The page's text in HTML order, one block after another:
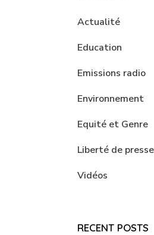
Actualité
Education
Emissions radio
Environnement
Equité et Genre
Liberté de
Vidéos
RECENT POSTS